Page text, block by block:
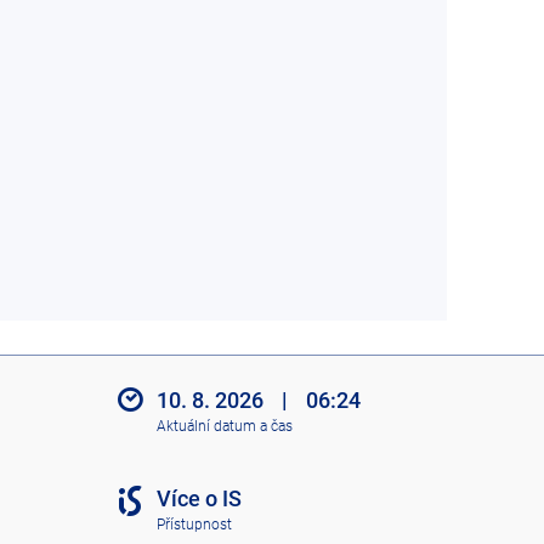
10. 8. 2026 | 06:24
Aktuální datum a čas
Více o IS
Přístupnost